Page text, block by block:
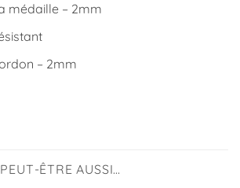
médaille – 2mm
– 2mm
ÊTRE AUSSI…